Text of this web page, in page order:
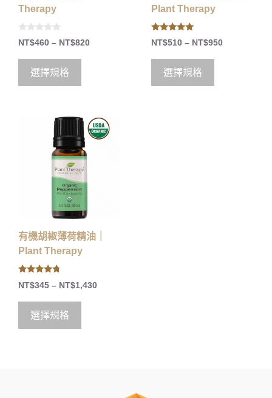
Therapy
0
o
5
NT$460 – NT$820
選擇規格
Plant Therapy
5.00
out of 5
NT$510 – NT$950
選擇規格
有機胡椒薄荷精油｜
Plant Therapy
4.50
out of 5
NT$345 – NT$1,430
選擇規格